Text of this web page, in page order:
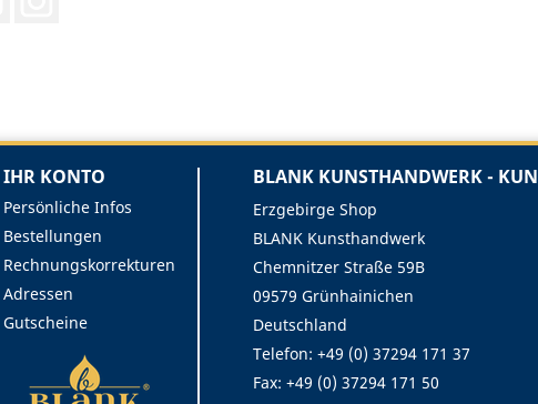
IHR KONTO
Persönliche Infos
Bestellungen
Rechnungskorrekturen
Adressen
Gutscheine
BLANK KUNSTHANDWERK -
Erzgebirge Shop
BLANK Kunsthandwerk
Chemnitzer Straße 59B
09579 Grünhainichen
Deutschland
Telefon: +49 (0) 37294 171 37
Fax: +49 (0) 37294 171 50